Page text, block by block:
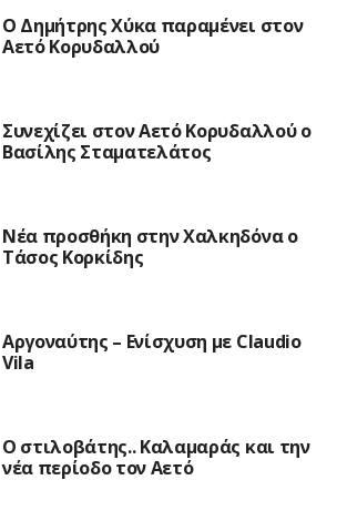
O Δημήτρης Χύκα παραμένει στον
Αετό Κορυδαλλού
Συνεχίζει στον Αετό Κορυδαλλού ο
Βασίλης Σταματελάτος
Νέα προσθήκη στην Χαλκηδόνα ο
Τάσος Κορκίδης
Αργοναύτης – Ενίσχυση με Claudio
Vila
Ο στιλοβάτης.. Καλαμαράς και την
νέα περίοδο τον Αετό